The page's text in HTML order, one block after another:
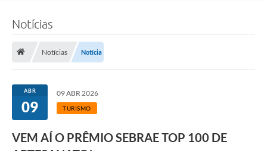
Transparência
Editais
Notícias
Notícias Notícia
ABR
09
09 ABR 2026
TURISMO
VEM AÍ O PRÊMIO SEBRAE TOP 100 DE